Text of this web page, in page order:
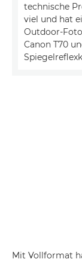
technische
viel und hat
Outdoor-
Canon T70
Mit Vollformat